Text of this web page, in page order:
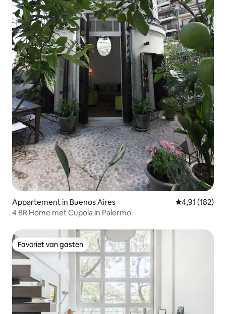
Appartement in Buenos Aires Gemiddelde
4,91 (182)
4 BR Home met Cupola in Palermo
Favoriet van gasten
Favoriet van gasten